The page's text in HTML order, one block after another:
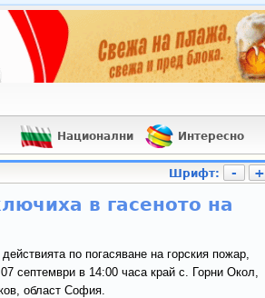
Национални Интересно
Шрифт: - +
в гасеното на
по погасяване на горския пожар,
септември в 14:00 часа край с. Горни Окол,
област София.